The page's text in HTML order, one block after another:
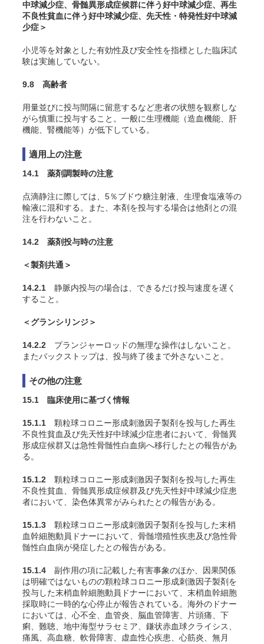
中球減少症、骨髄異形成症候群に伴う好中球減少症、再生
不良性貧血に伴う好中球減少症、先天性・特発性好中球減
少症＞
小児等を対象とした有効性及び安全性を指標とした臨床試
験は実施していない。
9.8 高齢者
用量並びに投与間隔に留意するなど患者の状態を観察しな
がら慎重に投与すること。一般に生理機能（造血機能、肝
機能、腎機能等）が低下している。
適用上の注意
14.1 薬剤調製時の注意
点滴静注に際しては、5％ブドウ糖注射液、生理食塩液等の
輸液に混和する。また、本剤を投与する場合は他剤との混
注を行わないこと。
14.2 薬剤投与時の注意
＜製剤共通＞
14.2.1 静脈内投与の場合は、できるだけ投与速度を遅く
すること。
＜グランシリンジ＞
14.2.2 プランジャーロッドの無理な操作はしないこと。
またバックストップは、投与終了後まで外さないこと。
その他の注意
15.1 臨床使用に基づく情報
15.1.1 顆粒球コロニー形成刺激因子製剤を投与した再生
不良性貧血及び先天性好中球減少症患者において、骨髄異
形成症候群又は急性骨髄性白血病へ移行したとの報告があ
る。
15.1.2 顆粒球コロニー形成刺激因子製剤を投与した再生
不良性貧血、骨髄異形成症候群及び先天性好中球減少症患
者において、染色体異常がみられたとの報告がある。
15.1.3 顆粒球コロニー形成刺激因子製剤を投与した末梢
血幹細胞動員ドナーにおいて、骨髄増殖性疾患及び急性骨
髄性白血病が発症したとの報告がある。
15.1.4 副作用の項に記載した有害事象のほか、因果関係
は明確ではないものの顆粒球コロニー形成刺激因子製剤を
投与した末梢血幹細胞動員ドナーにおいて、末梢血幹細胞
採取時に一時的な心停止が報告されている。海外のドナー
においては、心不全、血管炎、脳血管障害、片頭痛、下
痢、難聴、地中海型サラセミア、鎌状赤血球クライシス、
痛風、高血糖、軟骨障害、虚血性心疾患、心筋炎、無月